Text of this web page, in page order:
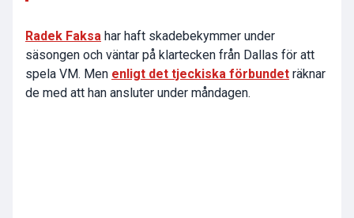
Radek Faksa har haft skadebekymmer under
säsongen och väntar på klartecken från Dallas för att
spela VM. Men enligt det tjeckiska förbundet räknar
de med att han ansluter under måndagen.